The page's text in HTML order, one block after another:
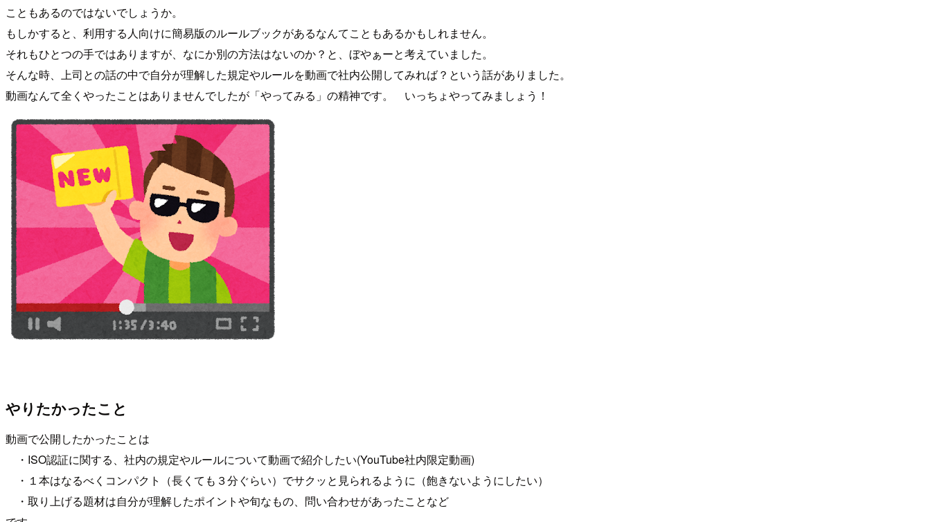
こともあるのではないでしょうか。
もしかすると、利用する人向けに簡易版のルールブックがあるなんてこともあるかもしれません。
それもひとつの手ではありますが、なにか別の方法はないのか？と、ぼやぁーと考えていました。
そんな時、上司との話の中で自分が理解した規定やルールを動画で社内公開してみれば？という話がありました。
動画なんて全くやったことはありませんでしたが「やってみる」の精神です。 いっちょやってみましょう！
やりたかったこと
動画で公開したかったことは
・ISO認証に関する、社内の規定やルールについて動画で紹介したい(YouTube社内限定動画)
・１本はなるべくコンパクト（長くても３分ぐらい）でサクッと見られるように（飽きないようにしたい）
・取り上げる題材は自分が理解したポイントや旬なもの、問い合わせがあったことなど